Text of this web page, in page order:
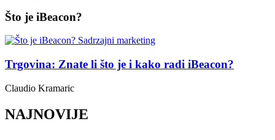
Što je iBeacon?
Trgovina: Znate li što je i kako radi iBeacon?
Claudio Kramaric
NAJNOVIJE